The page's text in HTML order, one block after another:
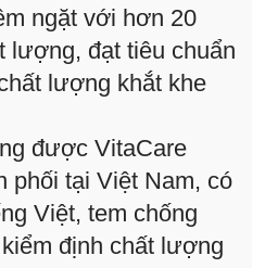
ngặt với hơn 20
lượng, đạt tiêu chuẩn
lượng khắt khe
được VitaCare
phối tại Việt Nam, có
Việt, tem chống
định chất lượng